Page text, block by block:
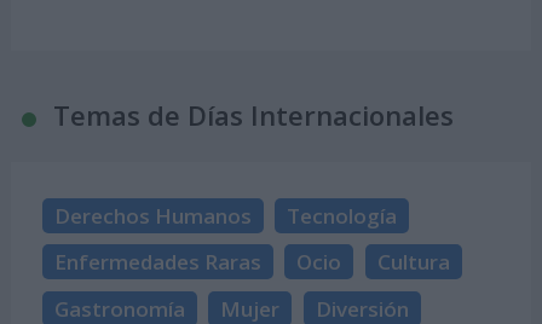
Temas de Días Internacionales
Derechos Humanos
Tecnología
Enfermedades Raras
Ocio
Cultura
Gastronomía
Mujer
Diversión